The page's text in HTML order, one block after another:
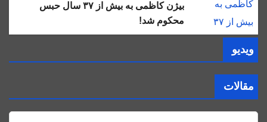
بیژن کاظمی به بیش از ۳۷ سال حبس
محکوم شد!
ویدیو
مقالات